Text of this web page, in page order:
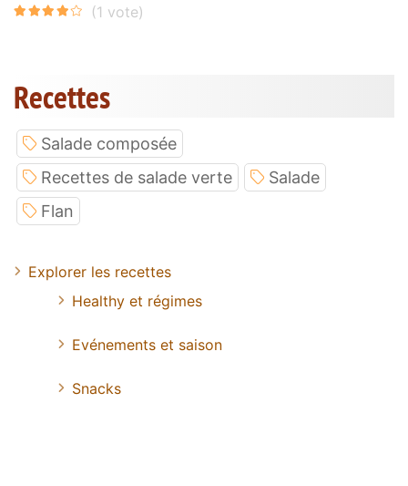
Recettes
Salade composée
Recettes de salade verte
Salade
Flan
Explorer les recettes
Healthy et régimes
Evénements et saison
Snacks